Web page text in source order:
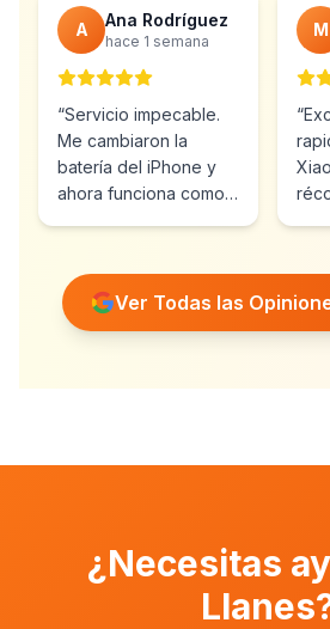
A Ana Rodríguez
hace 1 semana
“Servicio impecable.
Me cambiaron la
batería del iPhone y
ahora funciona como
M
“
Ver Todas las
¿Necesitas
Llanes